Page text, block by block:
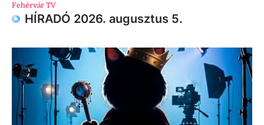
Fehérvár TV
HÍRADÓ 2026. augusztus 5.